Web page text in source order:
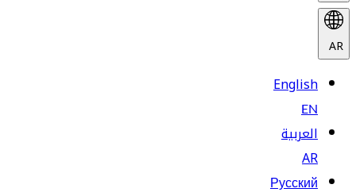
AR
English
EN
العربية
AR
Русский